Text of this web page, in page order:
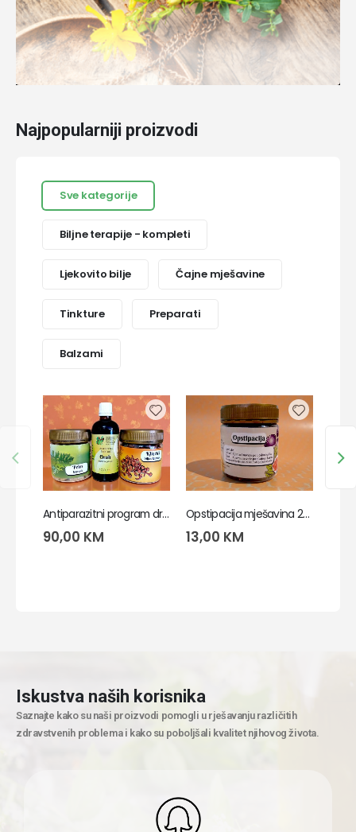
Najpopularniji proizvodi
Sve kategorije
Biljne terapije - kompleti
Ljekovito bilje Čajne mješavine
Tinkture Preparati
Balzami
Antiparazitni program dr Clark – pelin, klinčić, tinktura crnog oraha
90,00 KM
Opstipacija mješavina 250g
13,00 KM
Iskustva naših korisnika
Saznajte kako su naši proizvodi pomogli u rješavanju različitih
zdravstvenih problema i kako su poboljšali kvalitet njihovog života.